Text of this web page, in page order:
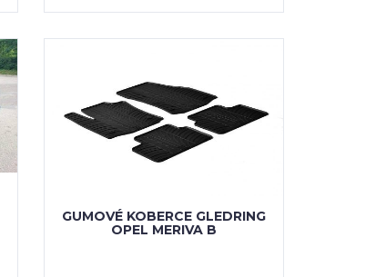
GUMOVÉ KOBERCE GLEDRING
OPEL MERIVA B